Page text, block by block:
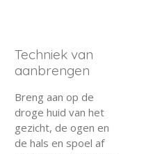
Techniek van
aanbrengen
Breng aan op de
droge huid van het
gezicht, de ogen en
de hals en spoel af